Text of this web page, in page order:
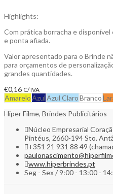
Highlights:
Com prática borracha e
e ponta afiada.
Valor apresentado para o Brinde
para orçamentos de
grandes quantidades.
€0,16 C/ IVA
AmareloAzulAzul ClaroBranco
Hiper Filme, Brindes Publicitários
Núcleo Empresarial
Pintéus, 2660-194 Sto.
+351 21 931 88 49
www.hiperbrindes.pt
Seg - Sex / 9:00 - 13:00 -